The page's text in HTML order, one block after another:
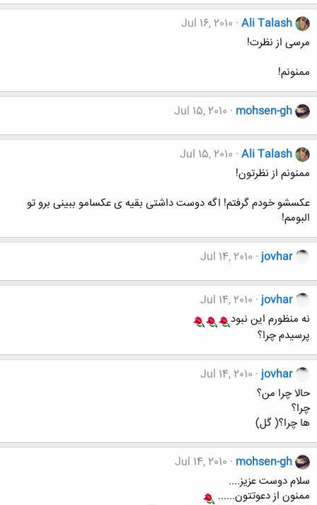
Ali Talash
Jul 16, 2010
مرسی از نظرت!
ممنونم!
mohsen-gh
Jul 15, 2010
Ali Talash
Jul 15, 2010
ممنونم از نظرتون!
عکسشو خودم گرفتم! اگه دوست داشتی بقیه ی عکسامو ببینی برو تو
البومم!
jovhar
Jul 14, 2010
jovhar
Jul 14, 2010
نه منظورم این نبود
پرسیدم چرا؟
jovhar
Jul 14, 2010
حالا چرا من؟
چرا؟
ها چرا؟( گل)
mohsen-gh
Jul 14, 2010
سلام دوست عزيز....
ممنون از دعوتتون......